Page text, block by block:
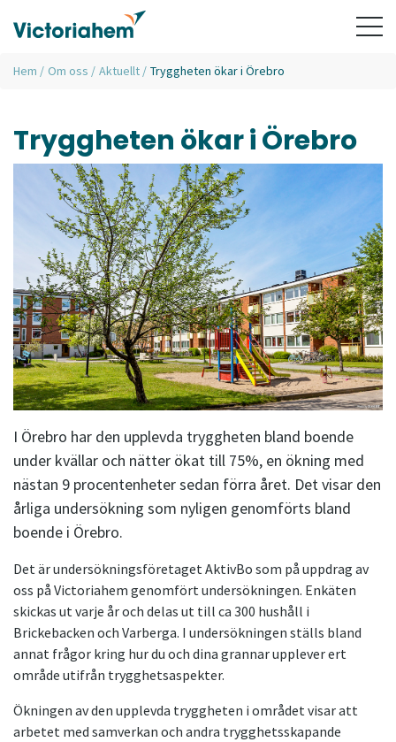
Hem / Om oss / Aktuellt / Tryggheten ökar i Örebro
Tryggheten ökar i Örebro
I Örebro har den upplevda tryggheten bland boende
under kvällar och nätter ökat till 75%, en ökning med
nästan 9 procentenheter sedan förra året. Det visar den
årliga undersökning som nyligen genomförts bland
boende i Örebro.
Det är undersökningsföretaget AktivBo som på uppdrag av
oss på Victoriahem genomfört undersökningen. Enkäten
skickas ut varje år och delas ut till ca 300 hushåll i
Brickebacken och Varberga. I undersökningen ställs bland
annat frågor kring hur du och dina grannar upplever ert
område utifrån trygghetsaspekter.
Ökningen av den upplevda tryggheten i området visar att
arbetet med samverkan och andra trygghetsskapande